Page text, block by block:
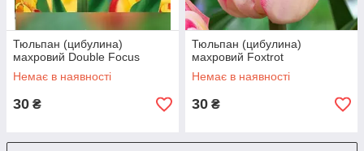
Тюльпан (цибулина)
махровий Double Focus
Немає в наявності
30 ₴
Тюльпан (цибулина)
махровий Foxtrot
Немає в наявності
30 ₴